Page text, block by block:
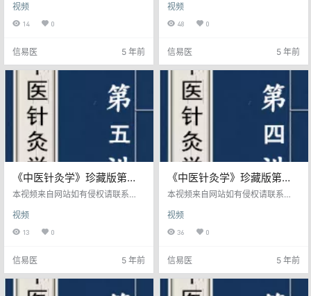
视频
14 0
信易医 5 年前
视频
48 0
信易医 5 年前
《中医针灸学》珍藏版第五
讲
本视频来自网站如有侵权请联系
视频
13 0
信易医 5 年前
《中医针灸学》珍藏版第四
讲
本视频来自网站如有侵权请联系
视频
36 0
信易医 5 年前